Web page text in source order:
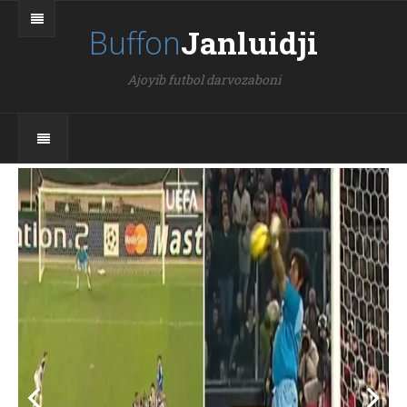
BuffonJanluidji
Ajoyib futbol darvozaboni